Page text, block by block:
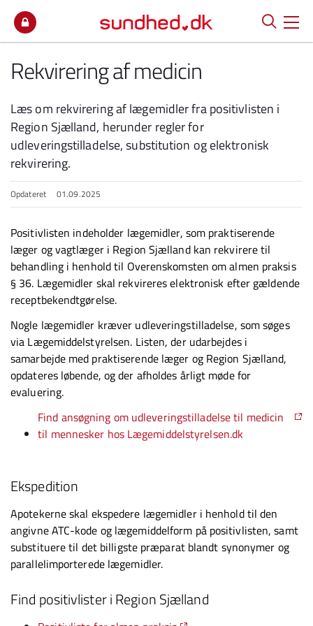
Rekvirering af medicin
Læs om rekvirering af lægemidler fra positivlisten i
Region Sjælland, herunder regler for
udleveringstilladelse, substitution og elektronisk
rekvirering.
Opdateret 01.09.2025
Positivlisten indeholder lægemidler, som praktiserende
læger og vagtlæger i Region Sjælland kan rekvirere til
behandling i henhold til Overenskomsten om almen praksis
§ 36. Lægemidler skal rekvireres elektronisk efter gældende
receptbekendtgørelse.
Nogle lægemidler kræver udleveringstilladelse, som søges
via Lægemiddelstyrelsen. Listen, der udarbejdes i
samarbejde med praktiserende læger og Region Sjælland,
opdateres løbende, og der afholdes årligt møde for
evaluering.
Find ansøgning om udleveringstilladelse til medicin
til mennesker hos Lægemiddelstyrelsen.dk
Ekspedition
Apotekerne skal ekspedere lægemidler i henhold til den
angivne ATC-kode og lægemiddelform på positivlisten, samt
substituere til det billigste præparat blandt synonymer og
parallelimporterede lægemidler.
Find positivlister i Region Sjælland